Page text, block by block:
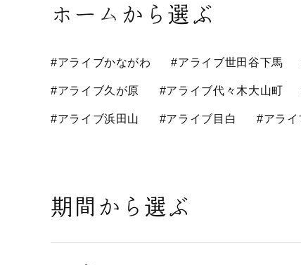
ホームから選ぶ
#アライブかながわ #アライブ世田谷下馬
#アライブ久が原 #アライブ代々木大山町
#アライブ浜田山 #アライブ目白 #アライ
期間から選ぶ